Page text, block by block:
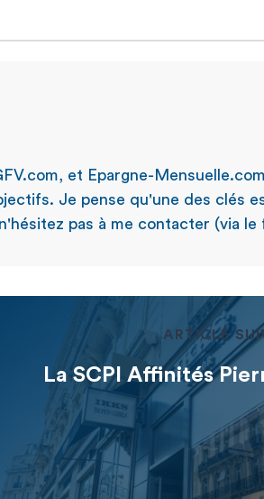
et Epargne-
Je pense qu'une des clés
pas à me contacter (via
ARTICLE
La SCPI Affinités